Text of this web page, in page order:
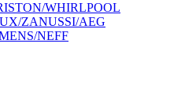
WHIRLPOOL
ZANUSSI/AEG
NEFF